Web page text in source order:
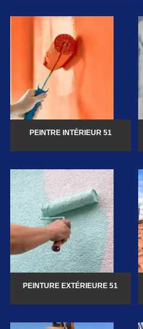
PEINTRE INTÉRIEUR 51
PEINTURE EXTÉRIEURE 51